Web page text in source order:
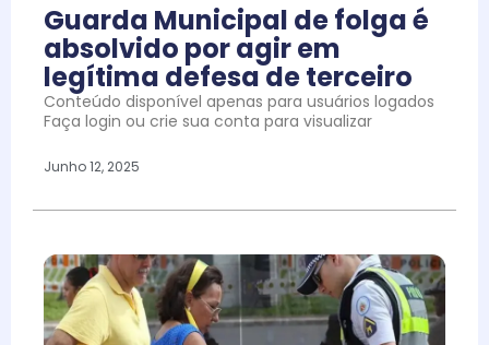
Guarda Municipal de folga é
absolvido por agir em
legítima defesa de terceiro
Conteúdo disponível apenas para usuários logados
Faça login ou crie sua conta para visualizar
Junho 12, 2025